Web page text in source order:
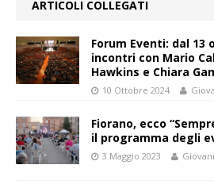
ARTICOLI COLLEGATI
Forum Eventi: dal
incontri con Mario
Hawkins e Chiara
10 Ottobre 2024
Fiorano, ecco
il programma degli
3 Maggio 2023